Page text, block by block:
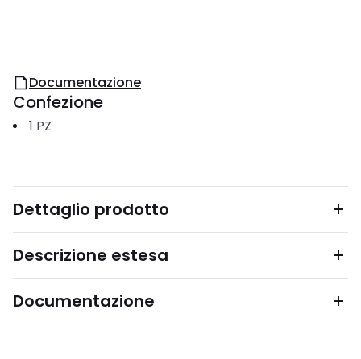
Documentazione
Confezione
1 PZ
Dettaglio prodotto
Descrizione estesa
Documentazione